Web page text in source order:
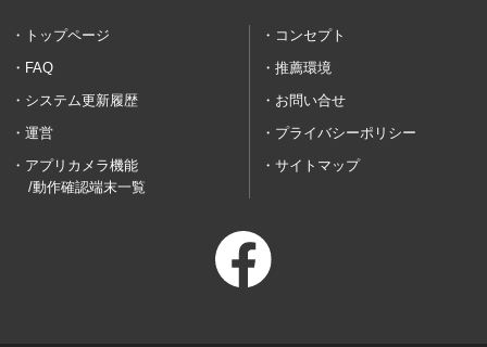
トップページ
コンセプト
FAQ
推薦環境
システム更新履歴
お問い合せ
運営
プライバシーポリシー
アプリカメラ機能
/動作確認端末一覧
サイトマップ